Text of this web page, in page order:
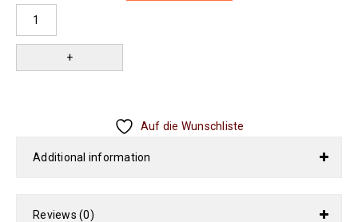
Auf die Wunschliste
Additional information
Reviews (0)